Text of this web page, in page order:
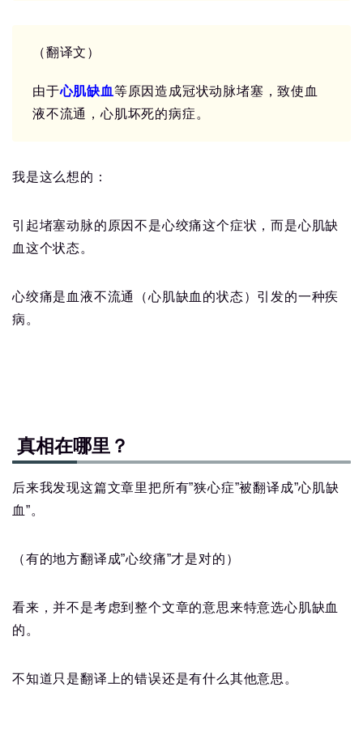
（翻译文）
由于心肌缺血等原因造成冠状动脉堵塞，致使血
液不流通，心肌坏死的病症。
我是这么想的：
引起堵塞动脉的原因不是心绞痛这个症状，而是心肌缺
血这个状态。
心绞痛是血液不流通（心肌缺血的状态）引发的一种疾
病。
真相在哪里？
后来我发现这篇文章里把所有”狭心症”被翻译成”心肌缺
血”。
（有的地方翻译成”心绞痛”才是对的）
看来，并不是考虑到整个文章的意思来特意选心肌缺血
的。
不知道只是翻译上的错误还是有什么其他意思。